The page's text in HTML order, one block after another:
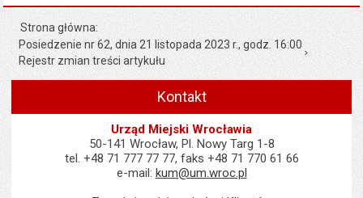
Strona główna
Posiedzenie nr 62, dnia 21 listopada 2023 r., godz. 16:00
Rejestr zmian treści artykułu
Kontakt
Urząd Miejski Wrocławia
50-141 Wrocław, Pl. Nowy Targ 1-8
tel. +48 71 777 77 77, faks +48 71 770 61 66
e-mail: kum@um.wroc.pl